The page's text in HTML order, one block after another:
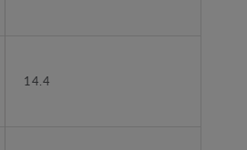
14.4